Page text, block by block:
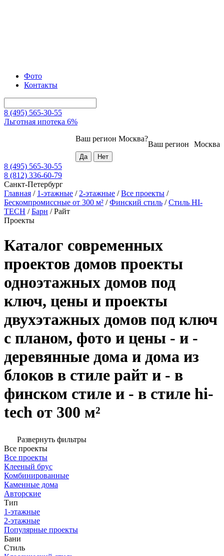
Фото
Контакты
8 (495) 565-30-55
Льготная ипотека 6%
Москва
Ваш регион
Ваш регион Москва?
8 (495) 565-30-55
8 (812) 336-60-79
Санкт-Петербург
Главная / 1-этажные / 2-этажные /Все проекты /
Бескомпромиссные от 300 м² /Финский стиль /Стиль HI-
TECH /Барн /Райт
Проекты
Каталог современных
проектов домов проекты
одноэтажных домов под
ключ, цены и проекты
двухэтажных домов под ключ
с планом, фото и цены - и -
деревянные дома и дома из
блоков в стиле райт и - в
финском стиле и - в стиле hi-
tech от 300 м²
Развернуть фильтры
Все проекты
Все проекты
Клееный брус
Комбинированные
Каменные дома
Авторские
Тип
1-этажные
2-этажные
Популярные проекты
Бани
Стиль